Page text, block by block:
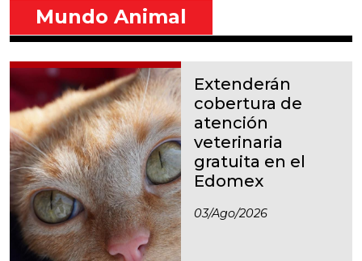
Mundo Animal
Extenderán
cobertura de
atención
veterinaria
gratuita en el
Edomex
03/ago/2026